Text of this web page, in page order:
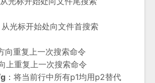
从光标开始处向文件首搜索
向重复上一次搜索命令
上重复上一次搜索命令
：将当前行中所有p1均用p2替代